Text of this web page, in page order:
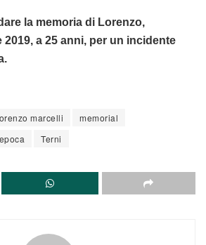
la memoria di Lorenzo,
a 25 anni, per un incidente
marcelli
memorial
Terni